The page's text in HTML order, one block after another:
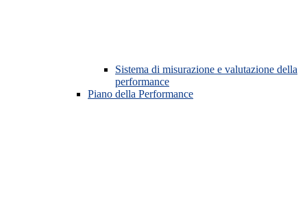
Sistema di misurazione e valutazione della
performance
Piano della Performance